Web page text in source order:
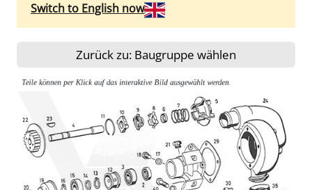
Switch to English now
Zurück zu: Baugruppe wählen